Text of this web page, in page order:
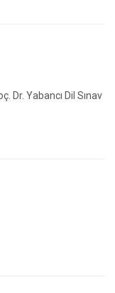
Dr. Yabancı Dil Sınav